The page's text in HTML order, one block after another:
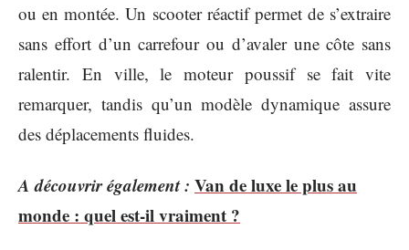
ou en montée. Un scooter réactif permet de s’extraire
sans effort d’un carrefour ou d’avaler une côte sans
ralentir. En ville, le moteur poussif se fait vite
remarquer, tandis qu’un modèle dynamique assure
des déplacements fluides.
A découvrir également : Van de luxe le plus au
monde : quel est-il vraiment ?